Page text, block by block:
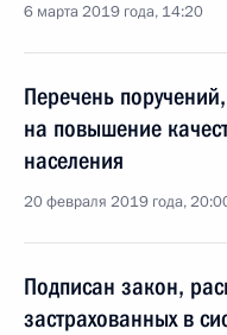
6 марта 2019 года, 14:20
Перечень
на повышение
населения
20 февраля 2019 года,
Подписан закон,
застрахованных в